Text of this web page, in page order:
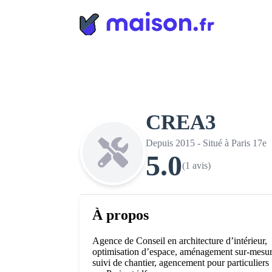
CREA3
Depuis 2015 - Situé à Paris 17e
5.0(1 avis)
À propos
Agence de Conseil en architecture d’intérieur,
optimisation d’espace, aménagement sur-
suivi de chantier, agencement pour particuliers